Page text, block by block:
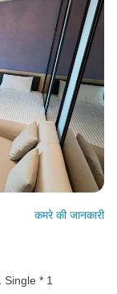
कमरे की जानकारी
Single * 1